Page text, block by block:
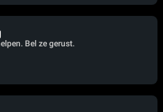
Bel ze gerust.